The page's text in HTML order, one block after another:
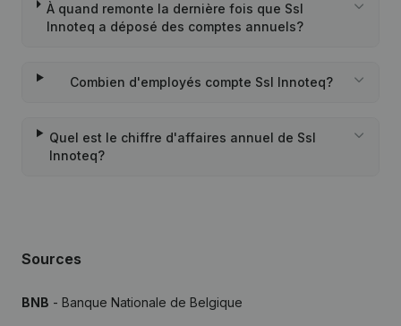
À quand remonte la dernière fois que Ssl
Innoteq a déposé des comptes annuels?
Combien d'employés compte Ssl Innoteq?
Quel est le chiffre d'affaires annuel de Ssl
Innoteq?
Sources
BNB - Banque Nationale de Belgique